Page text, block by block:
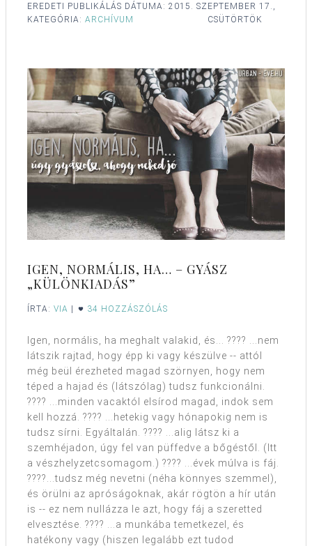
EREDETI PUBLIKÁLÁS DÁTUMA: 2015. SZEPTEMBER 17.,
CSÜTÖRTÖK
KATEGÓRIA: ARCHÍVUM
IGEN, NORMÁLIS, HA… – GYÁSZ
„KÜLÖNKIADÁS”
ÍRTA: VIA | 34 HOZZÁSZÓLÁS
Igen, normális, ha meghalt valakid, és... ???? ...nem
látszik rajtad, hogy épp ki vagy készülve -- attól
még beül érezheted magad szörnyen, hogy nem
téped a hajad és (látszólag) tudsz funkcionálni.
???? ...minden vacaktól elsírod magad, indok sem
kell hozzá. ???? ...hetekig vagy hónapokig nem is
tudsz sírni. Egyáltalán. ???? ...alig látsz ki a
szemhéjadon, úgy fel van püffedve a bőgéstől. (Itt
a vészhelyzetcsomagom.) ???? ...évek múlva is fáj.
????...tudsz még nevetni (néha könnyes szemmel),
és örülni az apróságoknak, akár rögtön a hír után
is -- ez nem nullázza le azt, hogy fáj a szeretted
elvesztése. ???? ...a munkába temetkezel, és
hatékony vagy (hiszen legalább ezt tudod